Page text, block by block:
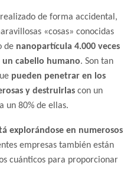
de forma accidental,
«cosas» conocidas
de nanopartícula 4.000 veces
un cabello humano. Son tan
pueden penetrar en los
y destruirlas con un
un 80% de ellas.
explorándose en numerosos
empresas también están
cuánticos para proporcionar